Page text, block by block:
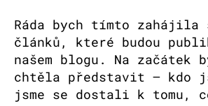
Ráda bych tímto
článků, které budou
našem blogu. Na začátek
chtěla představit – kdo
jsme se dostali k tomu,